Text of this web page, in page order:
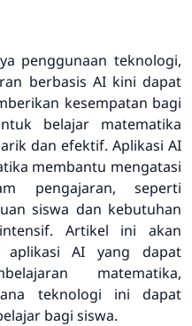
penggunaan teknologi,
berbasis AI kini dapat
kesempatan bagi
belajar matematika
dan efektif. Aplikasi AI
membantu mengatasi
pengajaran, seperti
siswa dan kebutuhan
Artikel ini akan
aplikasi AI yang dapat
matematika,
teknologi ini dapat
bagi siswa.